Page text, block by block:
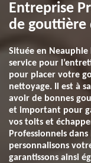
Entreprise
de gouttière
Située en
service pour
pour placer votre
nettoyage. Il est à
avoir de bonnes
et important pour
vos toits et
Professionnels
personnalisons
garantissons ainsi